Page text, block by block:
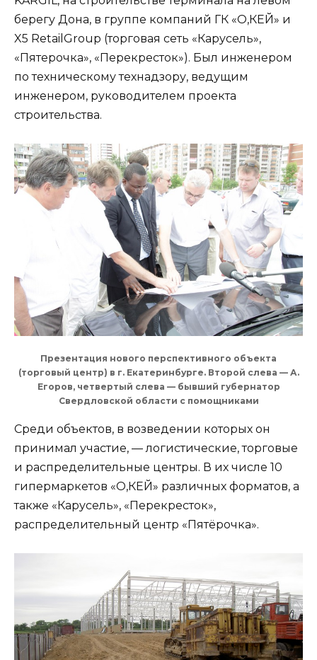
берегу Дона, в группе компаний ГК «О,КЕЙ» и
X5 RetailGroup (торговая сеть «Карусель»,
«Пятерочка», «Перекресток»). Был инженером
по техническому технадзору, ведущим
инженером, руководителем проекта
строительства.
Презентация нового перспективного объекта
(торговый центр) в г. Екатеринбурге. Второй слева — А.
Егоров, четвертый слева — бывший губернатор
Свердловской области с помощниками
Среди объектов, в возведении которых он
принимал участие, — логистические, торговые
и распределительные центры. В их числе 10
гипермаркетов «О,КЕЙ» различных форматов, а
также «Карусель», «Перекресток»,
распределительный центр «Пятёрочка».